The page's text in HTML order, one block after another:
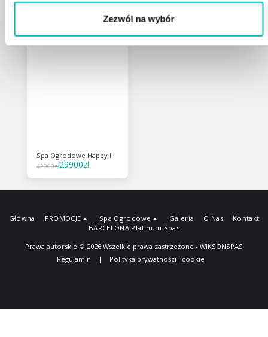
Zezwól na wybór
Spa Ogrodowe Opal CALDERA Platinum SPAS
39900zł26900
Spa Ogrodowe Happy I
42000zł29900zł
Główna PROMOCJE Spa Ogrodowe Galeria O Nas
Kontakt
BARCELONA Platinum Spas
Prawa autorskie © 2026 Wszelkie prawa zastrzeżone - WIKSONSPAS
Regulamin | Polityka prywatności i cookie